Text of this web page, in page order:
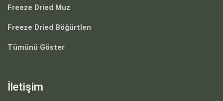
Freeze Dried Muz
Freeze Dried Böğürtlen
Tümünü Göster
İletişim